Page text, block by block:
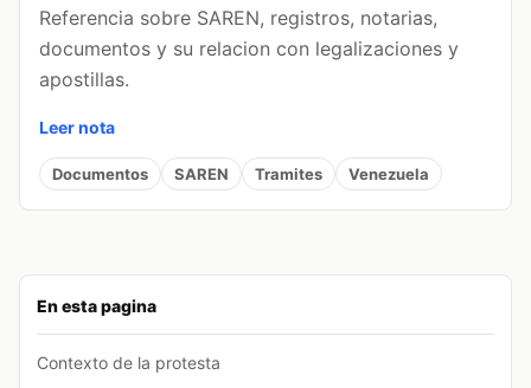
En esta pagina
Contexto de la protesta
Referencia sobre SAREN, registros, notarias,
documentos y su relacion con legalizaciones y
apostillas.
Leer nota
Documentos SAREN Tramites Venezuela